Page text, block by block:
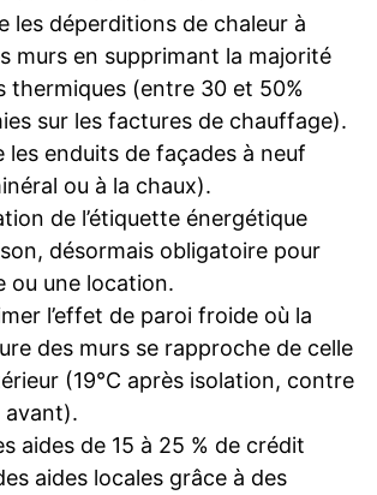
les déperditions de chaleur à
murs en supprimant la majorité
thermiques (entre 30 et 50%
sur les factures de chauffage).
les enduits de façades à neuf
ou à la chaux).
de l’étiquette énergétique
désormais obligatoire pour
ou une location.
l’effet de paroi froide où la
des murs se rapproche de celle
(19°C après isolation, contre
avant).
aides de 15 à 25 % de crédit
aides locales grâce à des